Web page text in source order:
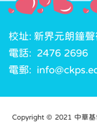
校址: 新界元朗鐘
電話: 2476 2696
電郵:
Copyright © 2021 中華基